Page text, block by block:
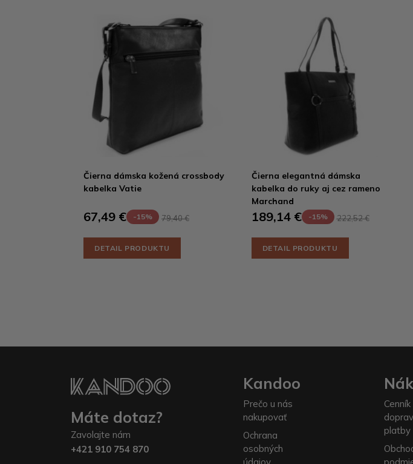
Čierna dámska kožená crossbody
kabelka Vatie
67,49 € -15% 79,40 €
DETAIL PRODUKTU
Čierna elegantná dámska
kabelka do ruky aj cez rameno
Marchand
189,14 € -15% 222,52 €
DETAIL PRODUKTU
Máte dotaz?
Zavolajte nám
+421 910 754 870
Kandoo
Prečo u nás
nakupovať
Ochrana
osobných
Cenník
platby